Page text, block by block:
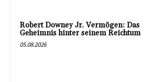
Robert Downey Jr. Vermögen: Das
Geheimnis hinter seinem Reichtum
05.08.2026